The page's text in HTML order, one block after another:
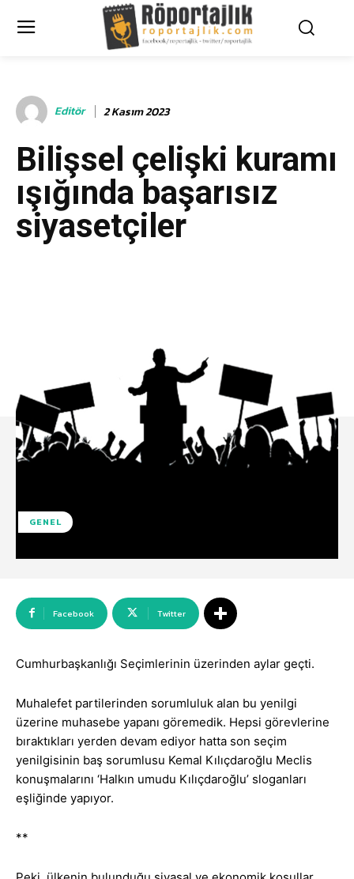
Editör 2 Kasım 2023
Bilişsel çelişki kuramı
ışığında başarısız
siyasetçiler
GENEL
Facebook Twitter
Cumhurbaşkanlığı Seçimlerinin üzerinden aylar geçti.
Muhalefet partilerinden sorumluluk alan bu yenilgi
üzerine muhasebe yapanı göremedik. Hepsi görevlerine
bıraktıkları yerden devam ediyor hatta son seçim
yenilgisinin baş sorumlusu Kemal Kılıçdaroğlu Meclis
konuşmalarını ‘Halkın umudu Kılıçdaroğlu’ sloganları
eşliğinde yapıyor.
**